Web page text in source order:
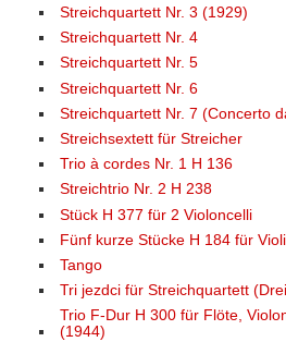
Streichquartett Nr. 3 (1929)
Streichquartett Nr. 4
Streichquartett Nr. 5
Streichquartett Nr. 6
Streichquartett Nr. 7 (Concerto
Streichsextett für Streicher
Trio à cordes Nr. 1 H 136
Streichtrio Nr. 2 H 238
Stück H 377 für 2 Violoncelli
Fünf kurze Stücke H 184 für
Tango
Tri jezdci für Streichquartett
Trio F-Dur H 300 für Flöte,
(1944)